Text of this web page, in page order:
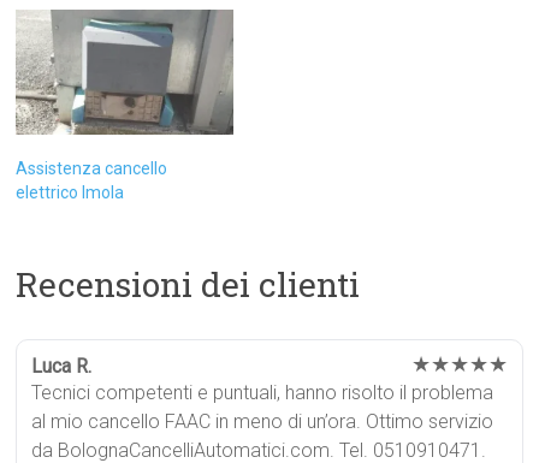
Assistenza cancello
elettrico Imola
Recensioni dei clienti
Luca R. ★★★★★
Tecnici competenti e puntuali, hanno risolto il problema
al mio cancello FAAC in meno di un’ora. Ottimo servizio
da BolognaCancelliAutomatici.com. Tel. 0510910471.